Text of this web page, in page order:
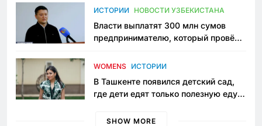
пространство
ИСТОРИИ НОВОСТИ УЗБЕКИСТАНА
Власти выплатят 300 млн сумов
предпринимателю, который провёл
приговору
WOMENS ИСТОРИИ
В Ташкенте появился детский сад,
где дети едят только полезную еду.
просить «кашу без сахара»
SHOW MORE